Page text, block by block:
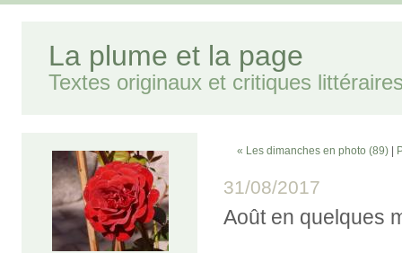
La plume et la page
Textes originaux et critiques
« Les dimanches en photo (89)
31/08/2017
Août en quelques